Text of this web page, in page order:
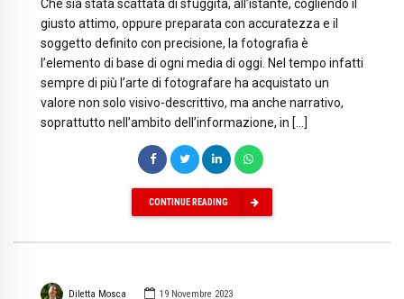
Che sia stata scattata di sfuggita, all’istante, cogliendo il
giusto attimo, oppure preparata con accuratezza e il
soggetto definito con precisione, la fotografia è
l’elemento di base di ogni media di oggi. Nel tempo infatti
sempre di più l’arte di fotografare ha acquistato un
valore non solo visivo-descrittivo, ma anche narrativo,
soprattutto nell’ambito dell’informazione, in […]
CONTINUE READING
Diletta Mosca 19 Novembre 2023